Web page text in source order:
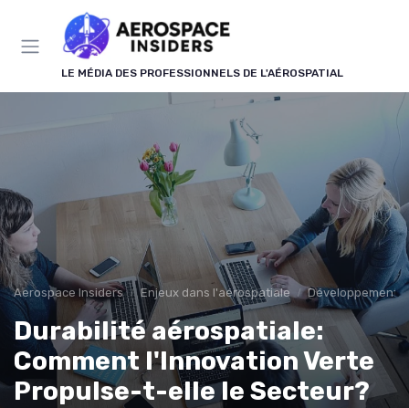
LE MÉDIA DES PROFESSIONNELS DE L'AÉROSPATIAL
Aerospace Insiders Enjeux dans l'aérospatiale Développement
Durabilité aérospatiale:
Comment l'Innovation Verte
Propulse-t-elle le Secteur?
Panneau de gestion des cookies